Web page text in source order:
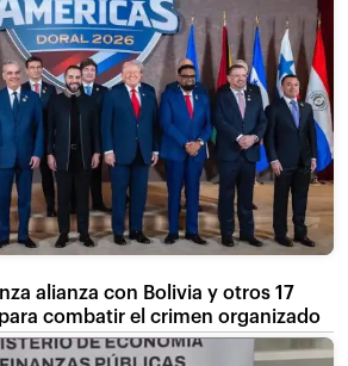
alianza con Bolivia y otros 17
combatir el crimen organizado